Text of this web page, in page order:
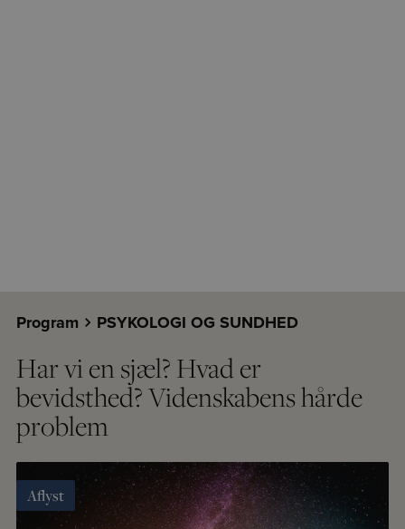
Program PSYKOLOGI OG SUNDHED
Har vi en sjæl? Hvad er
bevidsthed? Videnskabens hårde
problem
Aflyst